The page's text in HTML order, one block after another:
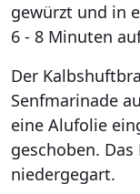
gewürzt und in
6 - 8 Minuten
Der
Senfmarinade
eine Alufolie
geschoben.
niedergegart.